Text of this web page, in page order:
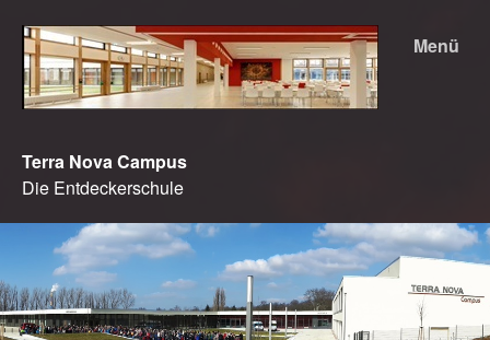
Terra Nova Campus
Die Entdeckerschule
Menü